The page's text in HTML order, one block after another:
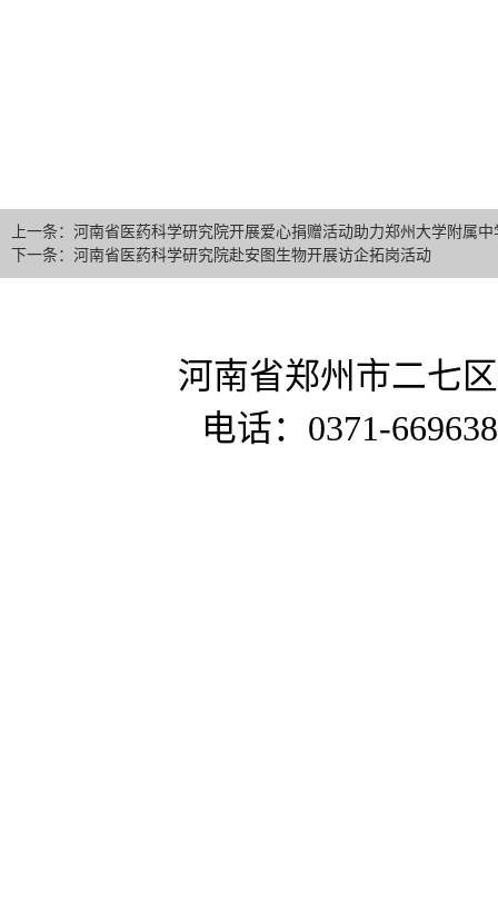
上一条：河南省医药科学研究院开展爱心捐赠活动助力郑州大学附属
下一条：河南省医药科学研究院赴安图生物开展访企拓岗活动
河南省郑州市二七
电话：0371-